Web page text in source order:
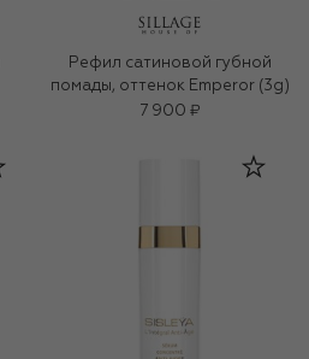
Рефил сатиновой губной
помады, оттенок Emperor (3g)
7 900 ₽